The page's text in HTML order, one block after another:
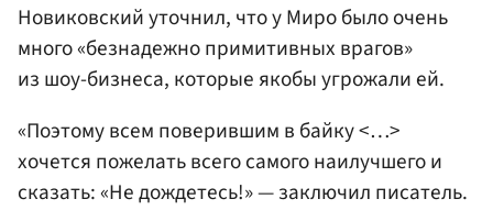
Новиковский уточнил, что у Миро было очень
много «безнадежно примитивных врагов»
из шоу-бизнеса, которые якобы угрожали ей.
«Поэтому всем поверившим в байку <…>
хочется пожелать всего самого наилучшего и
сказать: «Не дождетесь!» — заключил писатель.